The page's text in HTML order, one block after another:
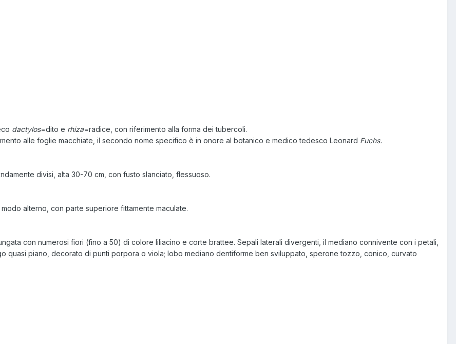
dactylos=dito e rhiza=radice, con riferimento alla forma dei tubercoli.
alle foglie macchiate, il secondo nome specifico è in onore al botanico e medico tedesco Leonard Fuchs.
divisi, alta 30-70 cm, con fusto slanciato, flessuoso.
alterno, con parte superiore fittamente maculate.
con numerosi fiori (fino a 50) di colore liliacino e corte brattee. Sepali laterali divergenti, il mediano connivente con i petali,
quasi piano, decorato di punti porpora o viola; lobo mediano dentiforme ben sviluppato, sperone tozzo, conico, curvato